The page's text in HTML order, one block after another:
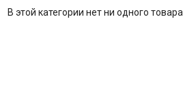
В этой категории нет ни одного товара.